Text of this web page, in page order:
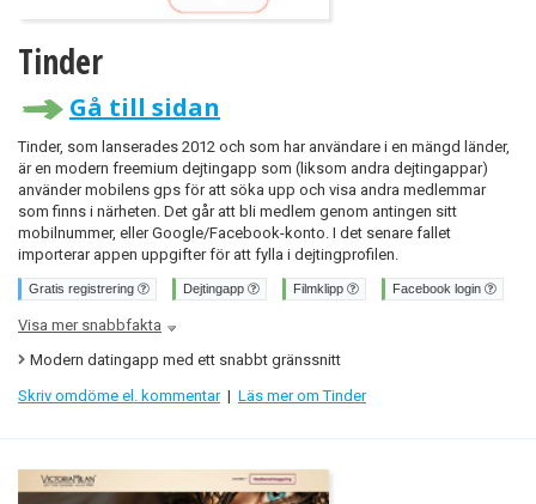
Tinder
Gå till sidan
Tinder, som lanserades 2012 och som har användare i en mängd länder,
är en modern freemium dejtingapp som (liksom andra dejtingappar)
använder mobilens gps för att söka upp och visa andra medlemmar
som finns i närheten. Det går att bli medlem genom antingen sitt
mobilnummer, eller Google/Facebook-konto. I det senare fallet
importerar appen uppgifter för att fylla i dejtingprofilen.
Gratis registrering Dejtingapp Filmklipp Facebook login
Visa mer snabbfakta
Modern datingapp med ett snabbt gränssnitt
Skriv omdöme el. kommentar | Läs mer om Tinder